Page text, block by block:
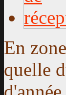
En
quelle